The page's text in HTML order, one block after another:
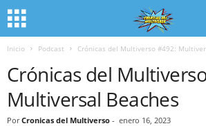
Inicio Podcast Crónicas del Multiverso #492:
Crónicas del
Multiversal Beaches
Por Cronicas del Multiverso - enero 16, 2023